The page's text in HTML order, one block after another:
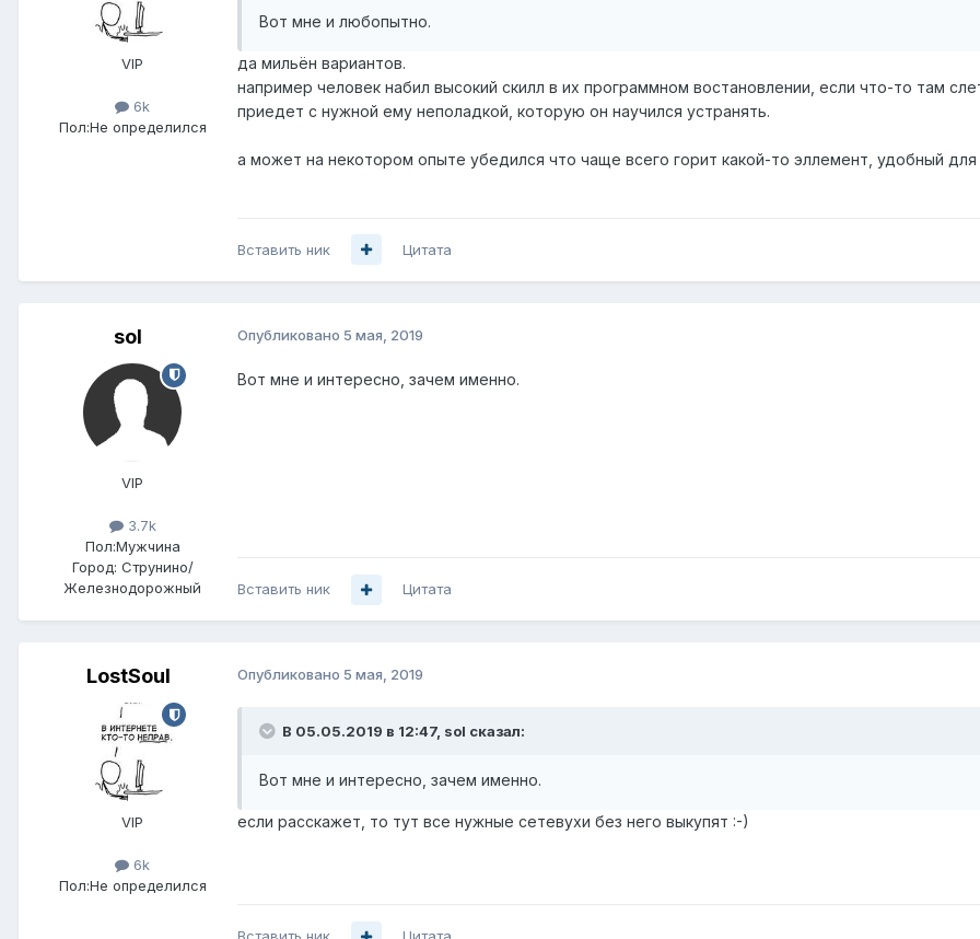
VIP
6k
Пол:Не определился
Вот мне и любопытно.
да мильён вариантов.
например человек набил высокий скилл в их программном востановлении, если что-то там
приедет с нужной ему неполадкой, которую он научился устранять.
а может на некотором опыте убедился что чаще всего горит какой-то эллемент, удобный
Вставить ник Цитата
sol
VIP
3.7k
Пол:Мужчина
Город: Струнино/
Железнодорожный
Опубликовано 5 мая, 2019
Вот мне и интересно, зачем именно.
Вставить ник Цитата
LostSoul
VIP
6k
Пол:Не определился
Опубликовано 5 мая, 2019
В 05.05.2019 в 12:47, sol сказал:
Вот мне и интересно, зачем именно.
если расскажет, то тут все нужные сетевухи без него выкупят :-)